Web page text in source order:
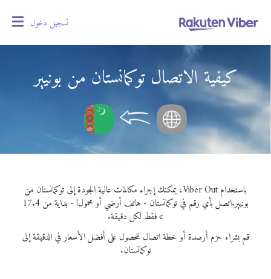
تسجيل دخول
كيفية الاتصال توكمانستان من بونيير
باستخدام Viber Out، يمكنك إجراء مكالمات عالية الجودة إلى توكمانستان من
بونيير.
اتصل بأي رقم في توكمانستان - هاتف أرضي أو محمول! - بداية من 17.4
¢ فقط لكل دقيقة.
قم بشراء حزم أرصدة أو خطة اتصال للحصول على أفضل الأسعار في الدقيقة إلى
توكمانستان.